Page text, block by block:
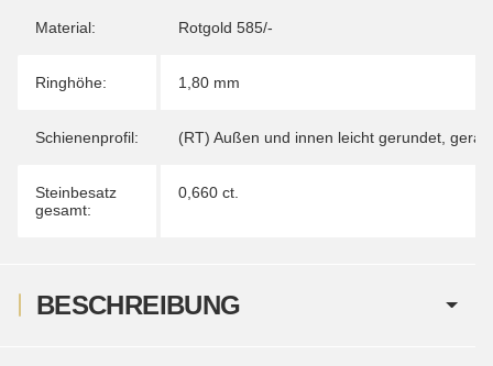
Material: Rotgold 585/-
Ringhöhe: 1,80 mm
Schienenprofil: (RT) Außen und innen leicht gerundet,
Steinbesatz
gesamt:
0,660 ct.
BESCHREIBUNG